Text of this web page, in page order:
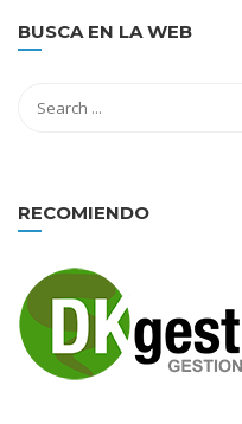
BUSCA EN LA WEB
RECOMIENDO